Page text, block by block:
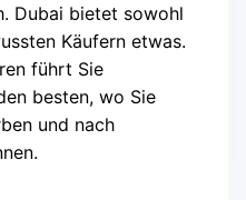
Dubai bietet sowohl
Käufern etwas.
führt Sie
besten, wo Sie
und nach